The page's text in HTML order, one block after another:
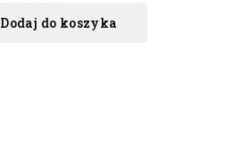
Dodaj do koszyka